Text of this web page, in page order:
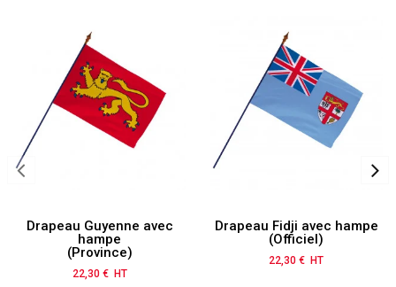
Drapeau Guyenne avec
hampe
(Province)
Prix
22,30 € HT
Drapeau Fidji avec hampe
(Officiel)
Prix
22,30 € HT